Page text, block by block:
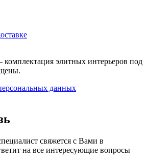
элитных интерьеров под
данных
свяжется с Вами в
на все интересующие вопросы